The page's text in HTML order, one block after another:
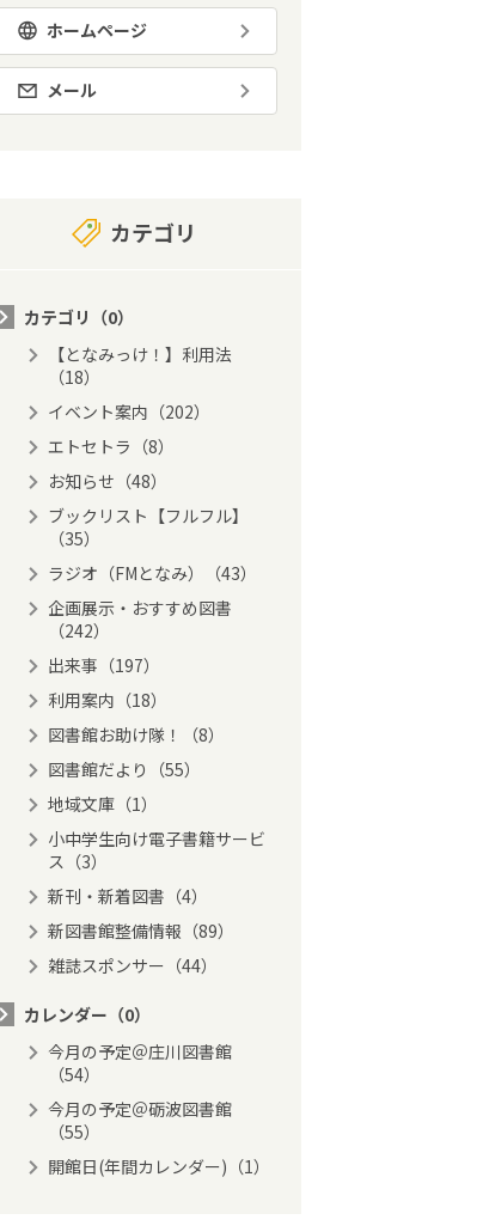
ホームページ
メール
カテゴリ
カテゴリ（0）
【となみっけ！】利用法
（18）
イベント案内（202）
エトセトラ（8）
お知らせ（48）
ブックリスト【フルフル】
（35）
ラジオ（FMとなみ）（43）
企画展示・おすすめ図書
（242）
出来事（197）
利用案内（18）
図書館お助け隊！（8）
図書館だより（55）
地域文庫（1）
小中学生向け電子書籍サービ
ス（3）
新刊・新着図書（4）
新図書館整備情報（89）
雑誌スポンサー（44）
カレンダー（0）
今月の予定＠庄川図書館
（54）
今月の予定＠砺波図書館
（55）
開館日(年間カレンダー)（1）